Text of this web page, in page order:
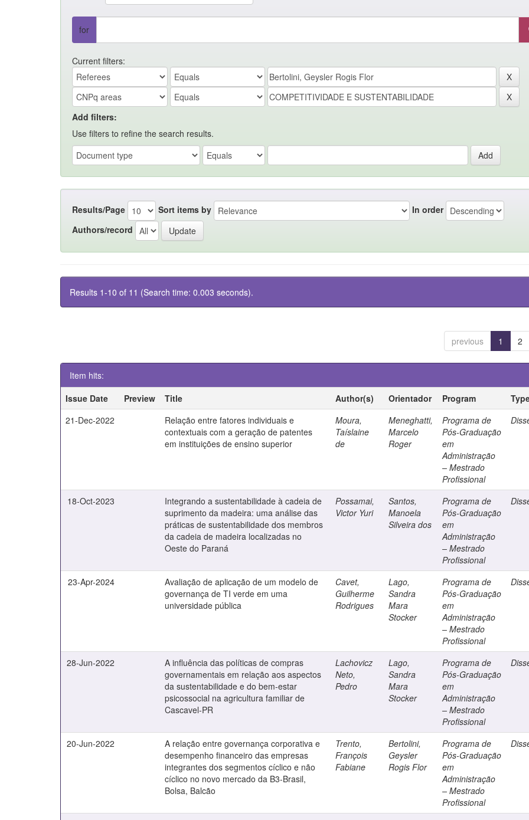
for
Current filters:
Add filters:
Use filters to refine the search results.
Results/Page Sort items by
In order
Authors/record
Results 1-10 of 11 (Search time: 0.003 seconds).
previous 1 2
Item hits:
Issue Date
Preview Title Author(s) Orientador Program
21-Dec-2022
Relação entre fatores individuais e
contextuais com a geração de patentes
em instituições de ensino superior
Moura,
Taíslaine
de
Meneghatti,
Marcelo
Roger
Programa de
Pós-Graduação
em
Administração
– Mestrado
Profissional
18-Oct-2023
Integrando a sustentabilidade à cadeia de
suprimento da madeira: uma análise das
práticas de sustentabilidade dos membros
da cadeia de madeira localizadas no
Oeste do Paraná
Possamai,
Victor Yuri
Santos,
Manoela
Silveira dos
Programa de
Pós-Graduação
em
Administração
– Mestrado
Profissional
23-Apr-2024
Avaliação de aplicação de um modelo de
governança de TI verde em uma
universidade pública
Cavet,
Guilherme
Rodrigues
Lago,
Sandra
Mara
Stocker
Programa de
Pós-Graduação
em
Administração
– Mestrado
Profissional
28-Jun-2022
A influência das políticas de compras
governamentais em relação aos aspectos
da sustentabilidade e do bem-estar
psicossocial na agricultura familiar de
Cascavel-PR
Lachovicz
Neto,
Pedro
Lago,
Sandra
Mara
Stocker
Programa de
Pós-Graduação
em
Administração
– Mestrado
Profissional
20-Jun-2022
A relação entre governança corporativa e
desempenho financeiro das empresas
integrantes dos segmentos cíclico e não
cíclico no novo mercado da B3-Brasil,
Bolsa, Balcão
Trento,
François
Fabiane
Bertolini,
Geysler
Rogis Flor
Programa de
Pós-Graduação
em
Administração
– Mestrado
Profissional